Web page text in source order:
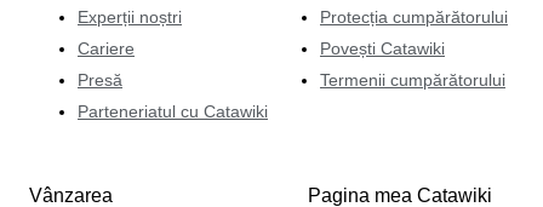
Experții noștri
Cariere
Presă
Parteneriatul cu Catawiki
Protecția cumpărătorului
Povești Catawiki
Termenii cumpărătorului
Vânzarea Pagina mea Catawiki